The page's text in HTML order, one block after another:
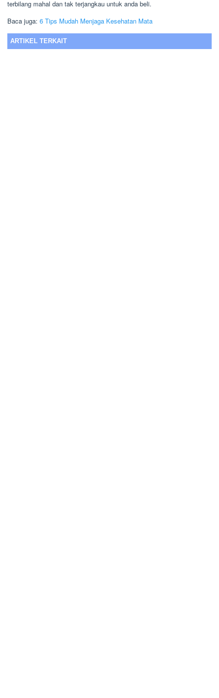
terbilang mahal dan tak terjangkau untuk anda beli.
Baca juga: 6 Tips Mudah Menjaga Kesehatan Mata
ARTIKEL TERKAIT